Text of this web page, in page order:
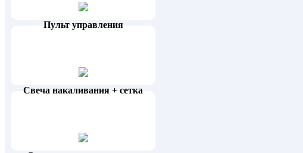
Пульт управления
Свеча накаливания + сетка